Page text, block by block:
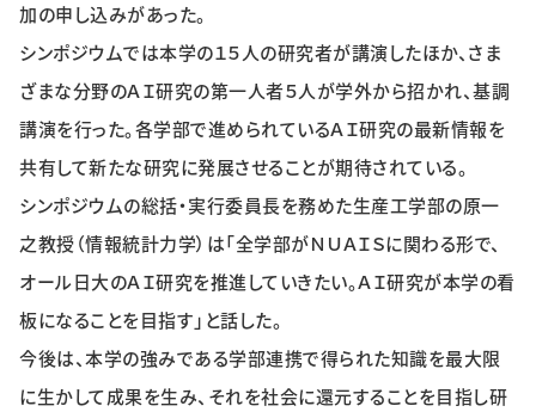
イベント
学生記者募集 お問い合わせ
加の申し込みがあった。
シンポジウムでは本学の１５人の研究者が講演したほか、さま
ざまな分野のＡＩ研究の第一人者５人が学外から招かれ、基調
講演を行った。各学部で進められているＡＩ研究の最新情報を
共有して新たな研究に発展させることが期待されている。
シンポジウムの総括・実行委員長を務めた生産工学部の原一
之教授（情報統計力学）は「全学部がＮＵＡＩＳに関わる形で、
オール日大のＡＩ研究を推進していきたい。ＡＩ研究が本学の看
板になることを目指す」と話した。
今後は、本学の強みである学部連携で得られた知識を最大限
に生かして成果を生み、それを社会に還元することを目指し研